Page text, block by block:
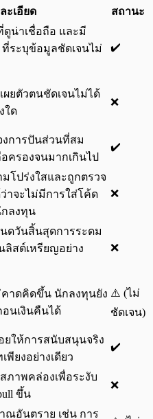
ะเอียด สถานะ
ดูน่าเชื่อถือ และมี
ที่ระบุข้อมูลชัดเจนไม่
✔️
ยตัวตนชัดเจนไม่ได้
ใด
❌
การปันส่วนที่สม
ครองจนมากเกินไป
✔️
มโปร่งใสและถูกตรวจ
าจะไม่มีการใส่โค้ด
กลงทุน
❌
ดวันสิ้นสุดการระดม
ลิสต์เหรียญอย่าง
❌
าดคิดขึ้น นักลงทุนยัง
นเงินคืนได้
⚠️ (ไม่
ชัดเจน)
ให้การสนับสนุนจริง
พียงอย่างเดียว
✔️
ภาพคล่องเพื่อระงับ
ขึ้น
❌
ณอันตราย เช่น การ